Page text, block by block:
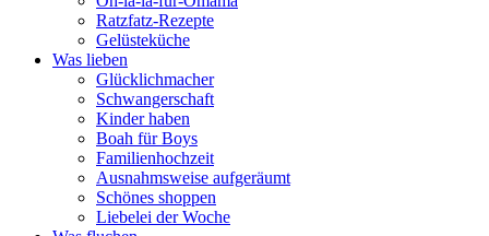
Ratzfatz-Rezepte
Gelüsteküche
Was lieben
Glücklichmacher
Schwangerschaft
Kinder haben
Boah für Boys
Familienhochzeit
Ausnahmsweise aufgeräumt
Schönes shoppen
Liebelei der Woche